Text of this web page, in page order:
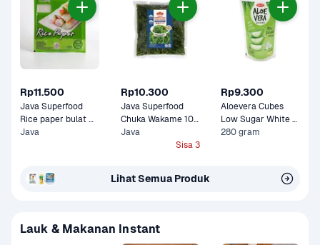
Rp11.500
Java Superfood
Rice paper bulat
100 gram
Java
Rp10.300
Java Superfood
Chuka Wakame 100
gram
Java
Sisa 3
Rp9.300
Aloevera Cubes
Low Sugar White
280 gram
Lihat Semua Produk
Lauk & Makanan Instant